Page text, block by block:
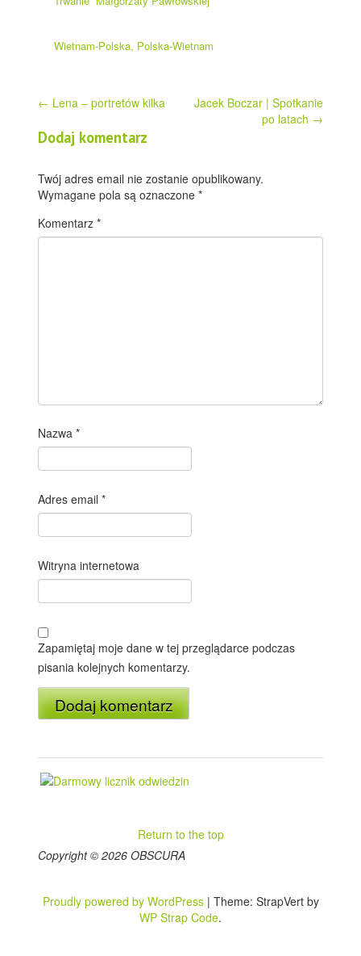
Wietnam-Polska, Polska-Wietnam
Post
navigation
← Lena – portretów kilka
Jacek Boczar | Spotkanie
po latach →
Dodaj komentarz
Twój adres email nie zostanie opublikowany.
Wymagane pola są oznaczone*
Komentarz*
Nazwa*
Adres email*
Witryna internetowa
Zapamiętaj moje dane w tej przeglądarce podczas
pisania kolejnych komentarzy.
Return to the top
Copyright © 2026 OBSCURA
Proudly powered by WordPress | Theme: StrapVert by
WP Strap Code.